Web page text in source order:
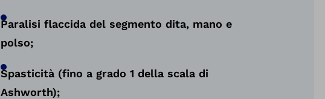
Paralisi flaccida del segmento dita, mano e
polso;
Spasticità (fino a grado 1 della scala di
Ashworth);